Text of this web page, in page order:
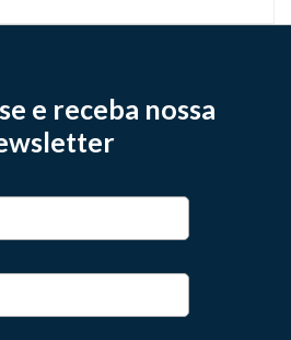
e receba nossa